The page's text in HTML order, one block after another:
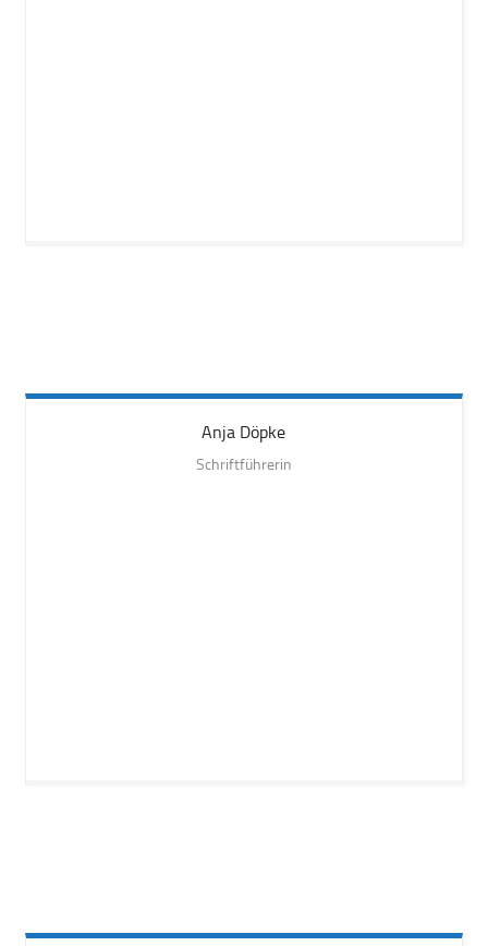
Anja Döpke
Schriftführerin